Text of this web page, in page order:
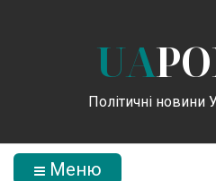
UA
Політичні новини
Меню